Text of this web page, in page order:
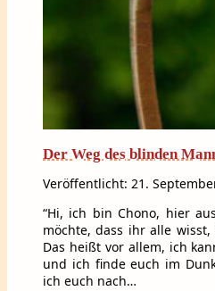
Der Weg des blinden
Veröffentlicht: 21.
“Hi, ich bin Chono, hier
möchte, dass ihr alle
Das heißt vor allem, ich
und ich finde euch im
ich euch nach…